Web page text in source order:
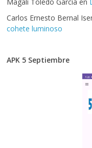
Carlos Ernesto Bernal
cohete luminoso
APK 5 Septiembre